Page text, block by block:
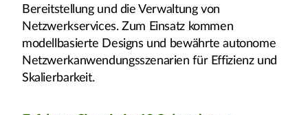
Bereitstellung und die Verwaltung von
Netzwerkservices. Zum Einsatz kommen
modellbasierte Designs und bewährte autonome
Netzwerkanwendungsszenarien für Effizienz und
Skalierbarkeit.